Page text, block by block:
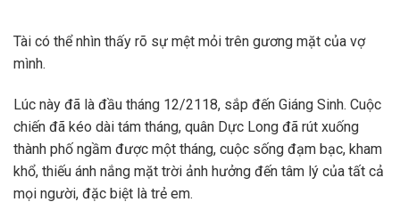
Tài có thể nhìn thấy rõ sự mệt mỏi trên gương mặt của vợ
mình.
Lúc này đã là đầu tháng 12/2118, sắp đến Giáng Sinh. Cuộc
chiến đã kéo dài tám tháng, quân Dực Long đã rút xuống
thành phố ngầm được một tháng, cuộc sống đạm bạc, kham
khổ, thiếu ánh nắng mặt trời ảnh hưởng đến tâm lý của tất cả
mọi người, đặc biệt là trẻ em.